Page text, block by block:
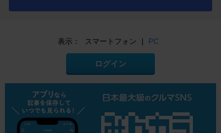
表示： スマートフォン | PC
ログイン